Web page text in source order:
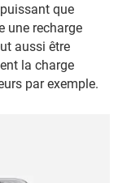
que
une recharge
aussi être
la charge
par exemple.